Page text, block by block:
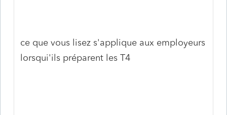
ce que vous lisez s'applique aux employeurs
lorsqui'ils préparent les T4